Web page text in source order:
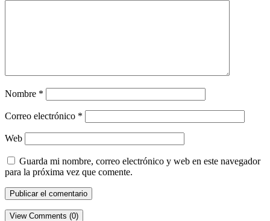
Nombre *
Correo electrónico *
Web
Guarda mi nombre, correo electrónico y web en este navegador
para la próxima vez que comente.
View Comments (0)